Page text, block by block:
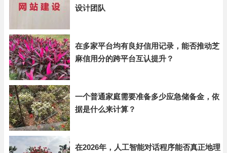
设计团队
在多家平台均有良好信用记录，能否推动芝
麻信用分的跨平台互认提升？
一个普通家庭需要准备多少应急储备金，依
据是什么来计算？
在2026年，人工智能对话程序能否真正地理